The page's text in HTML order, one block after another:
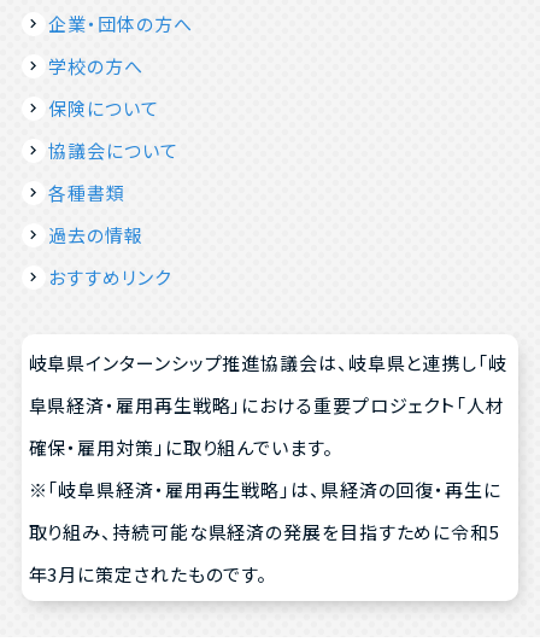
企業・団体の方へ
学校の方へ
保険について
協議会について
各種書類
過去の情報
おすすめリンク
岐阜県インターンシップ推進協議会は、岐阜県と連携し「岐
阜県経済・雇用再生戦略」における重要プロジェクト「人材
確保・雇用対策」に取り組んでいます。
※「岐阜県経済・雇用再生戦略」は、県経済の回復・再生に
取り組み、持続可能な県経済の発展を目指すために令和5
年3月に策定されたものです。